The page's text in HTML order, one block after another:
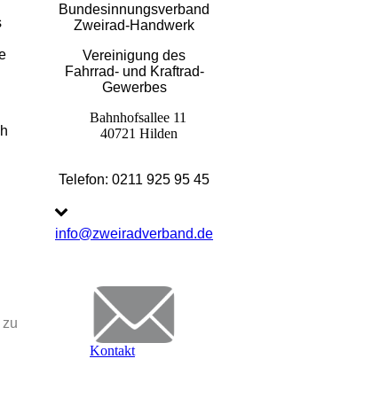
Bundesinnungsverband
Zweirad-Handwerk
Vereinigung des
Fahrrad- und Kraftrad-
Gewerbes
Bahnhofsallee 11
40721 Hilden
Telefon: 0211 925 95 45
info@zweiradverband.de
Kontakt